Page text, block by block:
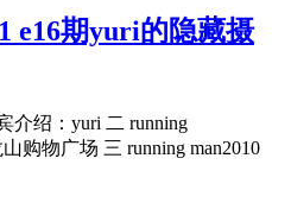
e16期yuri的隐藏摄
介绍：yuri 二 running
购物广场 三 running man2010